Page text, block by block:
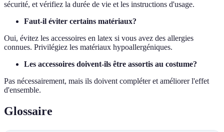
sécurité, et vérifiez la durée de vie et les instructions d'usage.
Faut-il éviter certains matériaux?
Oui, évitez les accessoires en latex si vous avez des allergies
connues. Privilégiez les matériaux hypoallergéniques.
Les accessoires doivent-ils être assortis au costume?
Pas nécessairement, mais ils doivent compléter et améliorer l'effet
d'ensemble.
Glossaire